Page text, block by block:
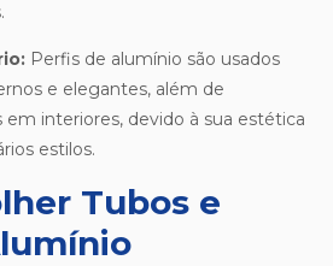
Perfis de alumínio são usados
e elegantes, além de
interiores, devido à sua estética
estilos.
Tubos e